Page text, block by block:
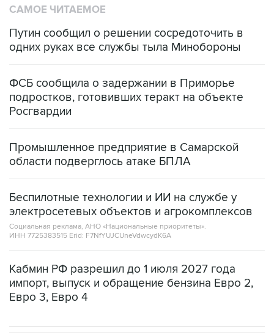
САМОЕ ЧИТАЕМОЕ
Путин сообщил о решении сосредоточить в
одних руках все службы тыла Минобороны
ФСБ сообщила о задержании в Приморье
подростков, готовивших теракт на объекте
Росгвардии
Промышленное предприятие в Самарской
области подверглось атаке БПЛА
Беспилотные технологии и ИИ на службе у
электросетевых объектов и агрокомплексов
Социальная реклама, АНО «Национальные приоритеты».
ИНН 7725383515 Erid: F7NfYUJCUneVdwcydK6A
Кабмин РФ разрешил до 1 июля 2027 года
импорт, выпуск и обращение бензина Евро 2,
Евро 3, Евро 4